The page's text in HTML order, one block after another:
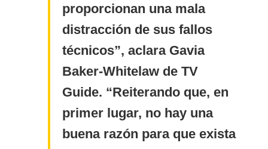
proporcionan una mala
distracción de sus fallos
técnicos”, aclara Gavia
Baker-Whitelaw de TV
Guide. “Reiterando que, en
primer lugar, no hay una
buena razón para que exista